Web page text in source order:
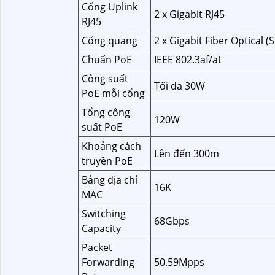
Cổng Uplink
RJ45
2 x Gigabit RJ45
Cổng quang
2 x Gigabit Fiber Optical
Chuẩn PoE
IEEE 802.3af/at
Công suất
PoE mỗi cổng
Tối đa 30W
Tổng công
suất PoE
120W
Khoảng cách
truyền PoE
Lên đến 300m
Bảng địa chỉ
MAC
16K
Switching
Capacity
68Gbps
Packet
Forwarding
50.59Mpps